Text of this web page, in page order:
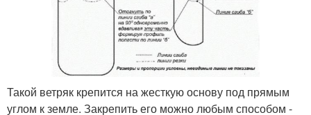
Такой ветряк крепится на жесткую основу под прямым
углом к земле. Закрепить его можно любым способом -